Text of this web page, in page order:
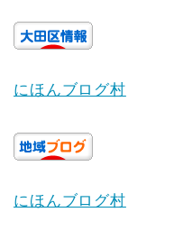
にほんブログ村
にほんブログ村